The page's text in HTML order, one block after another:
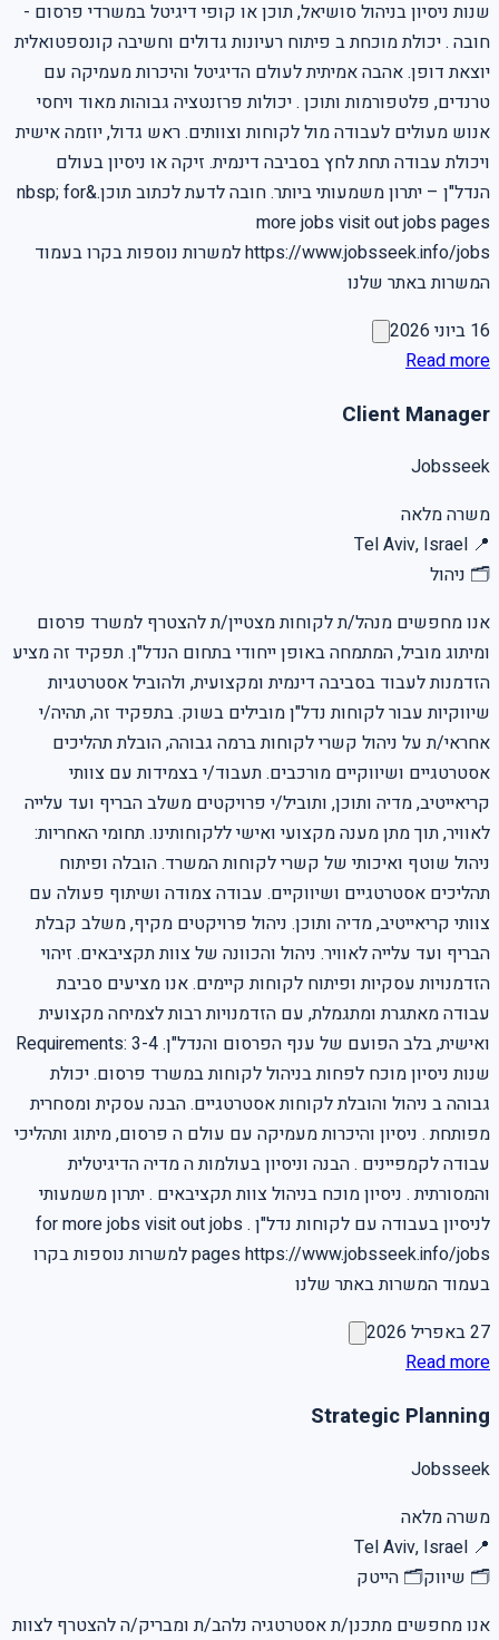
שנות ניסיון בניהול סושיאל, תוכן או קופי דיגיטל במשרדי פרסום -
חובה . יכולת מוכחת ב פיתוח רעיונות גדולים וחשיבה קונספטואלית
יוצאת דופן. אהבה אמיתית לעולם הדיגיטל והיכרות מעמיקה עם
טרנדים, פלטפורמות ותוכן . יכולות פרזנטציה גבוהות מאוד ויחסי
אנוש מעולים לעבודה מול לקוחות וצוותים. ראש גדול, יוזמה אישית
ויכולת עבודה תחת לחץ בסביבה דינמית. זיקה או ניסיון בעולם
הנדל"ן – יתרון משמעותי ביותר. חובה לדעת לכתוב תוכן.&nbsp; for
more jobs visit out jobs pages
https://www.jobsseek.info/jobs למשרות נוספות בקרו בעמוד
המשרות באתר שלנו
16 ביוני 2026
Read more
Client Manager
Jobsseek
משרה מלאה
📍
Tel Aviv, Israel
🗂 ניהול
אנו מחפשים מנהל/ת לקוחות מצטיין/ת להצטרף למשרד פרסום
ומיתוג מוביל, המתמחה באופן ייחודי בתחום הנדל"ן. תפקיד זה מציע
הזדמנות לעבוד בסביבה דינמית ומקצועית, ולהוביל אסטרטגיות
שיווקיות עבור לקוחות נדל"ן מובילים בשוק. בתפקיד זה, תהיה/י
אחראי/ת על ניהול קשרי לקוחות ברמה גבוהה, הובלת תהליכים
אסטרטגיים ושיווקיים מורכבים. תעבוד/י בצמידות עם צוותי
קריאייטיב, מדיה ותוכן, ותוביל/י פרויקטים משלב הבריף ועד עלייה
לאוויר, תוך מתן מענה מקצועי ואישי ללקוחותינו. תחומי האחריות:
ניהול שוטף ואיכותי של קשרי לקוחות המשרד. הובלה ופיתוח
תהליכים אסטרטגיים ושיווקיים. עבודה צמודה ושיתוף פעולה עם
צוותי קריאייטיב, מדיה ותוכן. ניהול פרויקטים מקיף, משלב קבלת
הבריף ועד עלייה לאוויר. ניהול והכוונה של צוות תקציבאים. זיהוי
הזדמנויות עסקיות ופיתוח לקוחות קיימים. אנו מציעים סביבת
עבודה מאתגרת ומתגמלת, עם הזדמנויות רבות לצמיחה מקצועית
ואישית, בלב הפועם של ענף הפרסום והנדל"ן. Requirements: 3-4
שנות ניסיון מוכח לפחות בניהול לקוחות במשרד פרסום. יכולת
גבוהה ב ניהול והובלת לקוחות אסטרטגיים. הבנה עסקית ומסחרית
מפותחת . ניסיון והיכרות מעמיקה עם עולם ה פרסום, מיתוג ותהליכי
עבודה לקמפיינים . הבנה וניסיון בעולמות ה מדיה הדיגיטלית
והמסורתית . ניסיון מוכח בניהול צוות תקציבאים . יתרון משמעותי
לניסיון בעבודה עם לקוחות נדל"ן . for more jobs visit out jobs
pages https://www.jobsseek.info/jobs למשרות נוספות בקרו
בעמוד המשרות באתר שלנו
27 באפריל 2026
Read more
Strategic Planning
Jobsseek
משרה מלאה
📍
Tel Aviv, Israel
🗂 שיווק🗂 הייטק
אנו מחפשים מתכנן/ת אסטרטגיה נלהב/ת ומבריק/ה להצטרף לצוות